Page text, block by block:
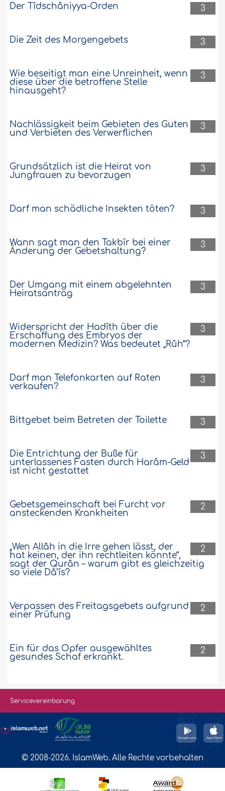
3
Der Tîdschâniyya-Orden
3
Die Zeit des Morgengebets
3
Wie beseitigt man eine Unreinheit, wenn
diese über die betroffene Stelle
hinausgeht?
3
Nachlässigkeit beim Gebieten des Guten
und Verbieten des Verwerflichen
3
Grundsätzlich ist die Heirat von
Jungfrauen zu bevorzugen
3
Darf man schädliche Insekten töten?
3
Wann sagt man den Takbîr bei einer
Änderung der Gebetshaltung?
3
Der Umgang mit einem abgelehnten
Heiratsantrag
3
Widerspricht der Hadîth über die
Erschaffung des Embryos der
modernen Medizin? Was bedeutet „Rûh“?
3
Darf man Telefonkarten auf Raten
verkaufen?
3
Bittgebet beim Betreten der Toilette
3
Die Entrichtung der Buße für
unterlassenes Fasten durch Harâm-Geld
ist nicht gestattet
2
Gebetsgemeinschaft bei Furcht vor
ansteckenden Krankheiten
2
„Wen Allâh in die Irre gehen lässt, der
hat keinen, der ihn rechtleiten könnte“,
sagt der Qurân – warum gibt es gleichzeitig
so viele Dâ’îs?
2
Verpassen des Freitagsgebets aufgrund
einer Prüfung
2
Ein für das Opfer ausgewähltes
gesundes Schaf erkrankt.
Servicevereinbarung
© 2008-2026. IslamWeb. Alle Rechte vorbehalten